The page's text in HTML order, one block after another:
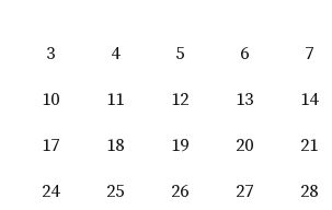
3
4 5 6 7
10
11 12 13 14
17
18 19 20 21
24
25 26 27 28